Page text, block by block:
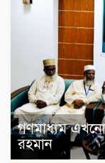
গণমাধ্যম এখনো
রহমান